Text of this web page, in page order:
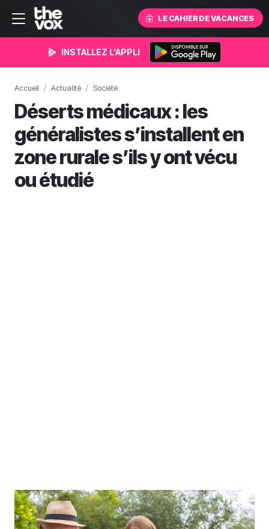
LE CAHIER DE VACANCES
INSTALLEZ L'APPLI
Accueil Actualité Société
Déserts médicaux : les
généralistes s’installent en
zone rurale s’ils y ont vécu
ou étudié